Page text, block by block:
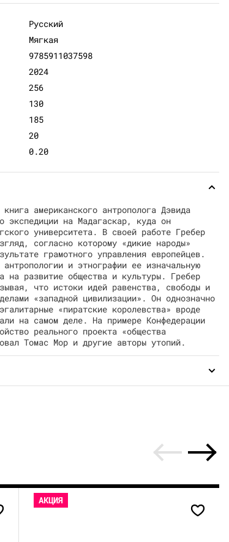
Русский
Мягкая
9785911037598
2024
256
130
185
20
0.20
американского антрополога Дэвида
экспедиции на Мадагаскар, куда он
университета. В своей работе Гребер
согласно которому «дикие народы»
грамотного управления европейцев.
и этнографии ее изначальную
на развитие общества и культуры. Гребер
что истоки идей равенства, свободы и
«западной цивилизации». Он однозначно
«пиратские королевства» вроде
на самом деле. На примере Конфедерации
реального проекта «общества
Томас Мор и другие авторы утопий.
АКЦИЯ